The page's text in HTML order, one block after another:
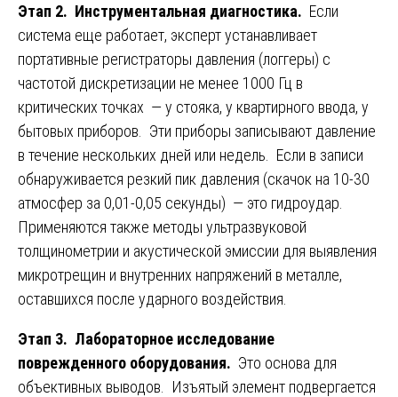
Этап 2. Инструментальная диагностика. Если
система еще работает, эксперт устанавливает
портативные регистраторы давления (логгеры) с
частотой дискретизации не менее 1000 Гц в
критических точках — у стояка, у квартирного ввода, у
бытовых приборов. Эти приборы записывают давление
в течение нескольких дней или недель. Если в записи
обнаруживается резкий пик давления (скачок на 10-30
атмосфер за 0,01-0,05 секунды) — это гидроудар.
Применяются также методы ультразвуковой
толщинометрии и акустической эмиссии для выявления
микротрещин и внутренних напряжений в металле,
оставшихся после ударного воздействия.
Этап 3. Лабораторное исследование
поврежденного оборудования. Это основа для
объективных выводов. Изъятый элемент подвергается